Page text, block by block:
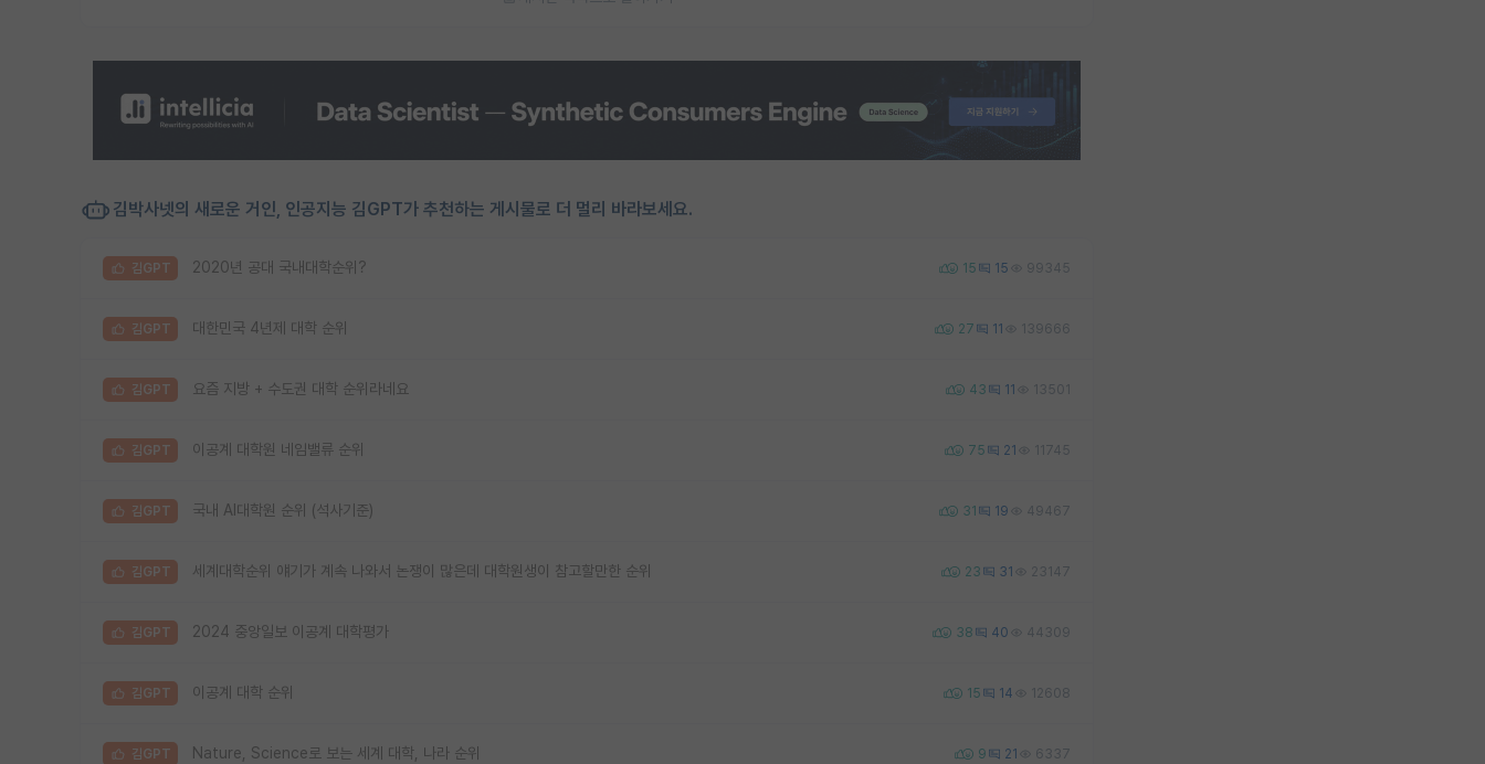
김박사넷의 새로운 거인, 인공지능 김GPT가 추천하는 게시물로 더 멀리 바라보세요.
김GPT 2020년 공대 국내대학순위? 15 15 99345
김GPT 대한민국 4년제 대학 순위 27 11 139666
김GPT 요즘 지방 + 수도권 대학 순위라네요 43 11 13501
김GPT 이공계 대학원 네임밸류 순위 75 21 11745
김GPT 국내 AI대학원 순위 (석사기준) 31 19 49467
김GPT 세계대학순위 얘기가 계속 나와서 논쟁이 많은데 대학원생이 참고할만한 순위 23 31 23147
김GPT 2024 중앙일보 이공계 대학평가 38 40 44309
김GPT 이공계 대학 순위 15 14 12608
김GPT Nature, Science로 보는 세계 대학, 나라 순위 9 21 6337